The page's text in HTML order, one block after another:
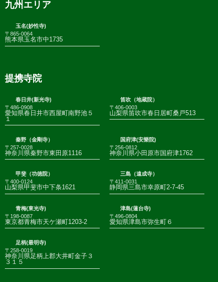
九州エリア
玉名(妙性寺)
〒865-0064
熊本県玉名市中1735
提携寺院
春日井(新光寺)
〒486-0908
愛知県春日井市西屋町南野池５
１
笛吹（地蔵院）
〒406-0003
山梨県笛吹市春日居町桑戸513
秦野（金剛寺）
〒257-0028
神奈川県秦野市東田原1116
国府津(安樂院)
〒256-0812
神奈川県小田原市国府津1762
甲斐（功徳院）
〒400-0124
山梨県甲斐市中下条1621
三島（遠成寺）
〒411-0031
静岡県三島市幸原町2-7-45
青梅(東光寺)
〒198-0087
東京都青梅市天ケ瀬町1203-2
津島(蓮台寺)
〒496-0804
愛知県津島市弥生町６
足柄(最明寺)
〒258-0019
神奈川県足柄上郡大井町金子３
３１５